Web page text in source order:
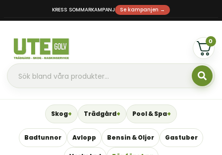
KRESS SOMMARKAMPANJ Se kampanjen →
0
Skog Trädgård Pool & Spa
Badtunnor Avlopp Bensin & Oljor Gastuber